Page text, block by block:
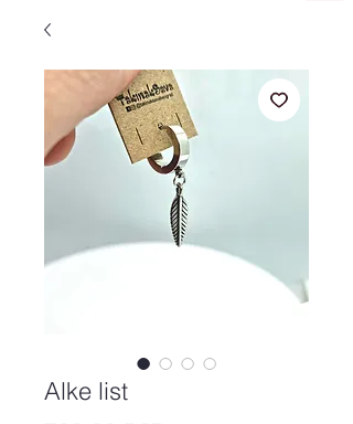
Alke list